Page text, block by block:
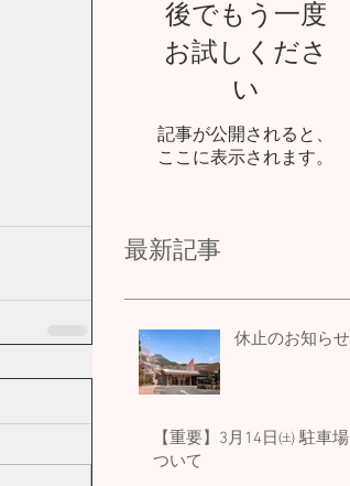
後でもう一度
お試しくださ
い
記事が公開されると、
ここに表示されます。
最新記事
休止のお知らせ
【重要】3月14日㈯ 駐車
ついて